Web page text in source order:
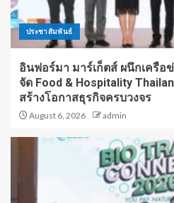
ประชาสัมพันธ์
อินฟอร์มา มาร์เก็ตส์ ผนึกเครือ
จัด Food & Hospitality
สร้างโอกาสธุรกิจครบวงจร
August 6, 2026 admin